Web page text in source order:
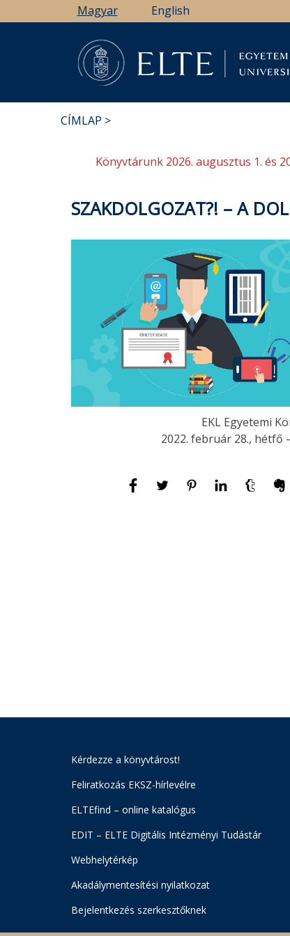
a
Magyar English
CÍMLAP
Könyvtárunk 2026. augusztus 1. és
SZAKDOLGOZAT?! – A
EKL Egyetemi
2022. február 28., hétfő
Kérdezze a könyvtárost!
Feliratkozás EKSZ-hírlevélre
ELTEfind – online katalógus
EDIT – ELTE Digitális Intézményi Tudástár
Webhelytérkép
Akadálymentesítési nyilatkozat
Bejelentkezés szerkesztőknek